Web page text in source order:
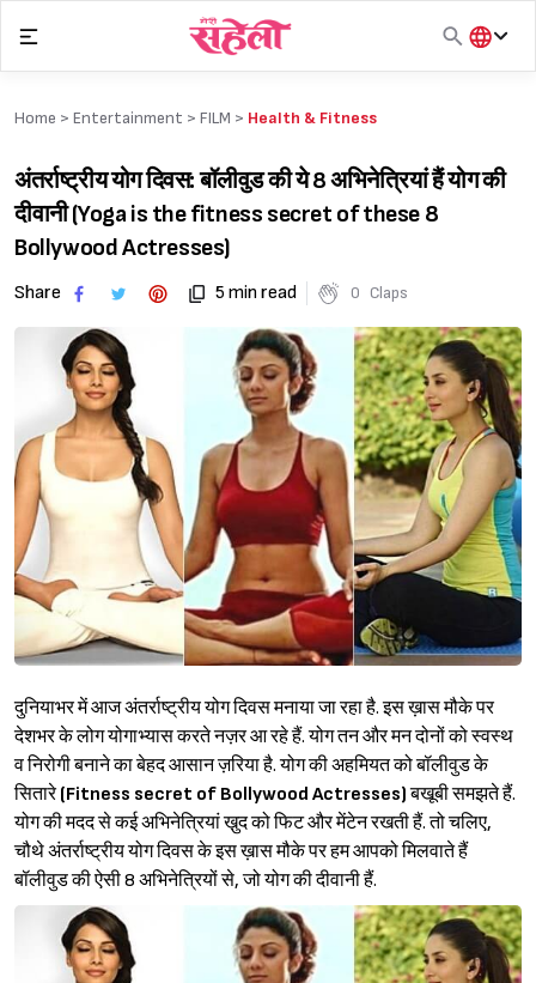
content
हिंदी
Home > Entertainment > FILM > Health & Fitness
अंतर्राष्ट्रीय योग दिवस: बॉलीवुड की ये 8 अभिनेत्रियां हैं योग की
दीवानी (Yoga is the fitness secret of these 8
Bollywood Actresses)
Share 5 min read 0 Claps
दुनियाभर में आज अंतर्राष्ट्रीय योग दिवस मनाया जा रहा है. इस ख़ास मौके पर
देशभर के लोग योगाभ्यास करते नज़र आ रहे हैं. योग तन और मन दोनों को स्वस्थ
व निरोगी बनाने का बेहद आसान ज़रिया है. योग की अहमियत को बॉलीवुड के
सितारे(Fitness secret of Bollywood Actresses)बखूबी समझते हैं.
योग की मदद से कई अभिनेत्रियां खु़द को फिट और मेंटेन रखती हैं. तो चलिए,
चौथे अंतर्राष्ट्रीय योग दिवस के इस ख़ास मौके पर हम आपको मिलवाते हैं
बॉलीवुड की ऐसी 8 अभिनेत्रियों से, जो योग की दीवानी हैं.